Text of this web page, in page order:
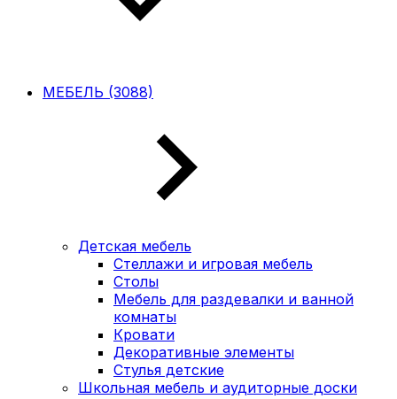
МЕБЕЛЬ (3088)
Детская мебель
Стеллажи и игровая мебель
Столы
Мебель для раздевалки и ванной
комнаты
Кровати
Декоративные элементы
Стулья детские
Школьная мебель и аудиторные доски